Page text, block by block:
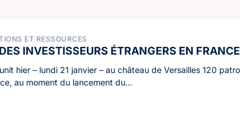
ET RESSOURCES
INVESTISSEURS ÉTRANGERS EN
hier – lundi 21 janvier – au château de Versailles 120
au moment du lancement du...